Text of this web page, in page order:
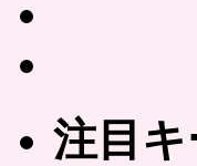
注目